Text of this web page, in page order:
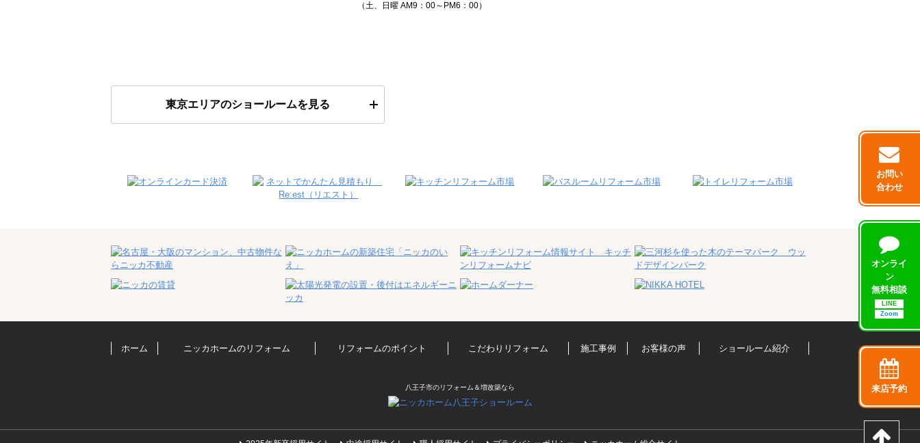
（土、日曜 AM9：00～PM6：00）
東京エリアのショールームを見る
お問い
合わせ
オンライ
ン
無料相談
LINE
Zoom
来店予約
ホーム ニッカホームのリフォーム リフォームのポイント こだわりリフォーム 施工事例 お客様の声 ショールーム紹介
八王子市のリフォーム＆増改築なら